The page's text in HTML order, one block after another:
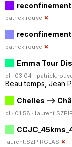
patrick.rouve
patrick.rouve
Emma Tour
dl · 03:04 ·
Beau temps, Jean
Chelles -->
dl · 01:58 ·
laurent.SZPIRGLAS